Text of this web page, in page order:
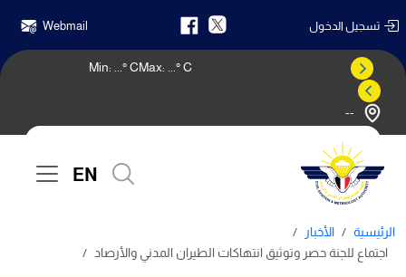
تسجيل الدخول Webmail
--
Max: ° C
Min: ° C
EN
الرئيسية
الأخبار
اجتماع للجنة حصر وتوثيق انتهاكات الطيران المدني والأرصاد